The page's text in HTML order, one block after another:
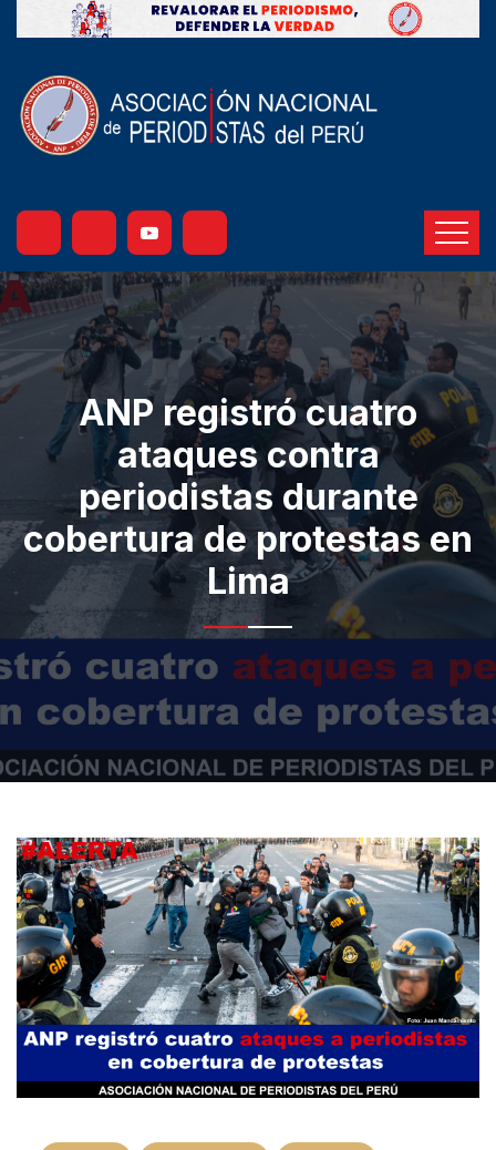
ANP registró cuatro
ataques contra
periodistas durante
cobertura de protestas en
Lima